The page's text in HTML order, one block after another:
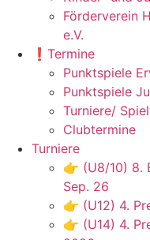
Förderverein
e.V.
❗️Termine
Punktspiele
Punktspiele
Turniere/
Clubtermine
Turniere
👉 (U8/10) 8.
Sep. 26
👉 (U12) 4.
👉 (U14) 4.